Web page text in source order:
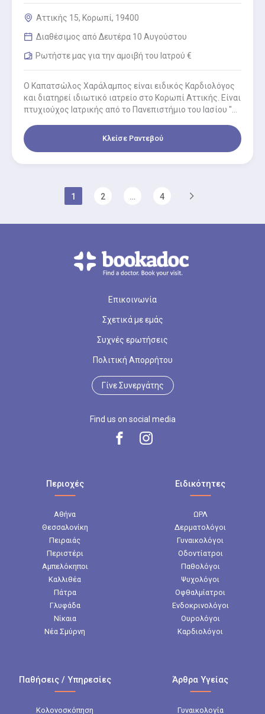
Αττικής 15, Κορωπί, 19400
Διαθέσιμος από Δευτέρα 10 Αυγούστου
Ρωτήστε μας για την αμοιβή του Ιατρού €
Ο Καπατσώλος Χαράλαμπος είναι ειδικός Καρδιολόγος
και διατηρεί ιδιωτικό ιατρείο στο Κορωπί Αττικής. Είναι
πτυχιούχος Ιατρικής από το Πανεπιστήμιο του Ιασίου "Gr.
Κλείσε Ραντεβού
1 2 … 4
Επικοινωνία
Σχετικά με εμάς
Συχνές ερωτήσεις
Πολιτική Απορρήτου
Γίνε Συνεργάτης
Find us on social media
Περιοχές
Αθήνα
Θεσσαλονίκη
Πειραιάς
Περιστέρι
Αμπελόκηποι
Καλλιθέα
Πάτρα
Γλυφάδα
Νίκαια
Νέα Σμύρνη
Ειδικότητες
ΩΡΛ
Δερματολόγοι
Γυναικολόγοι
Οδοντίατροι
Παθολόγοι
Ψυχολόγοι
Οφθαλμίατροι
Ενδοκρινολόγοι
Ουρολόγοι
Καρδιολόγοι
Παθήσεις / Υπηρεσίες
Κολονοσκόπηση
Άρθρα Υγείας
Γυναικολογία